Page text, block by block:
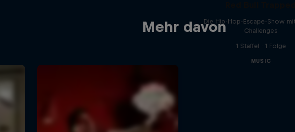
Mehr davonDie Hip-Hop-Escape-Show
Challenges
1 Staffel · 1 Folge
MUSIC